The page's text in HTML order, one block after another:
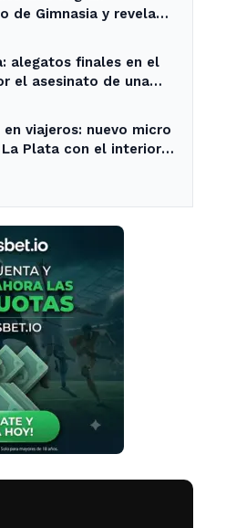
de Gimnasia y revela
alegatos finales en el
el asesinato de una
viajeros: nuevo micro
La Plata con el interior